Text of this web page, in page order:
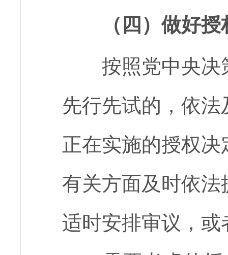
（四）做好
按照党中央决
先行先试的，依
正在实施的授权
有关方面及时依
适时安排审议，